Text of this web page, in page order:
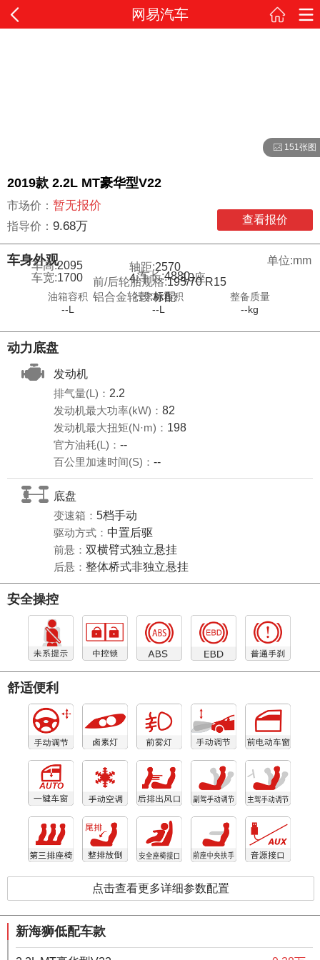
网易汽车
151张图
2019款 2.2L MT豪华型V22
市场价： 暂无报价
指导价： 9.68万 查看报价
车身外观
单位:mm
车长:4880
车宽:1700 10座
4门
车高:2095 轴距:2570
前/后轮胎规格:195/70 R15
铝合金轮毂:标配
油箱容积
--L
行李舱容积
--L
整备质量
--kg
动力底盘
发动机
排气量(L)： 2.2
发动机最大功率(kW)： 82
发动机最大扭矩(N·m)： 198
官方油耗(L)： --
百公里加速时间(S)： --
底盘
变速箱： 5档手动
驱动方式： 中置后驱
前悬： 双横臂式独立悬挂
后悬： 整体桥式非独立悬挂
安全操控
舒适便利
点击查看更多详细参数配置
新海狮低配车款